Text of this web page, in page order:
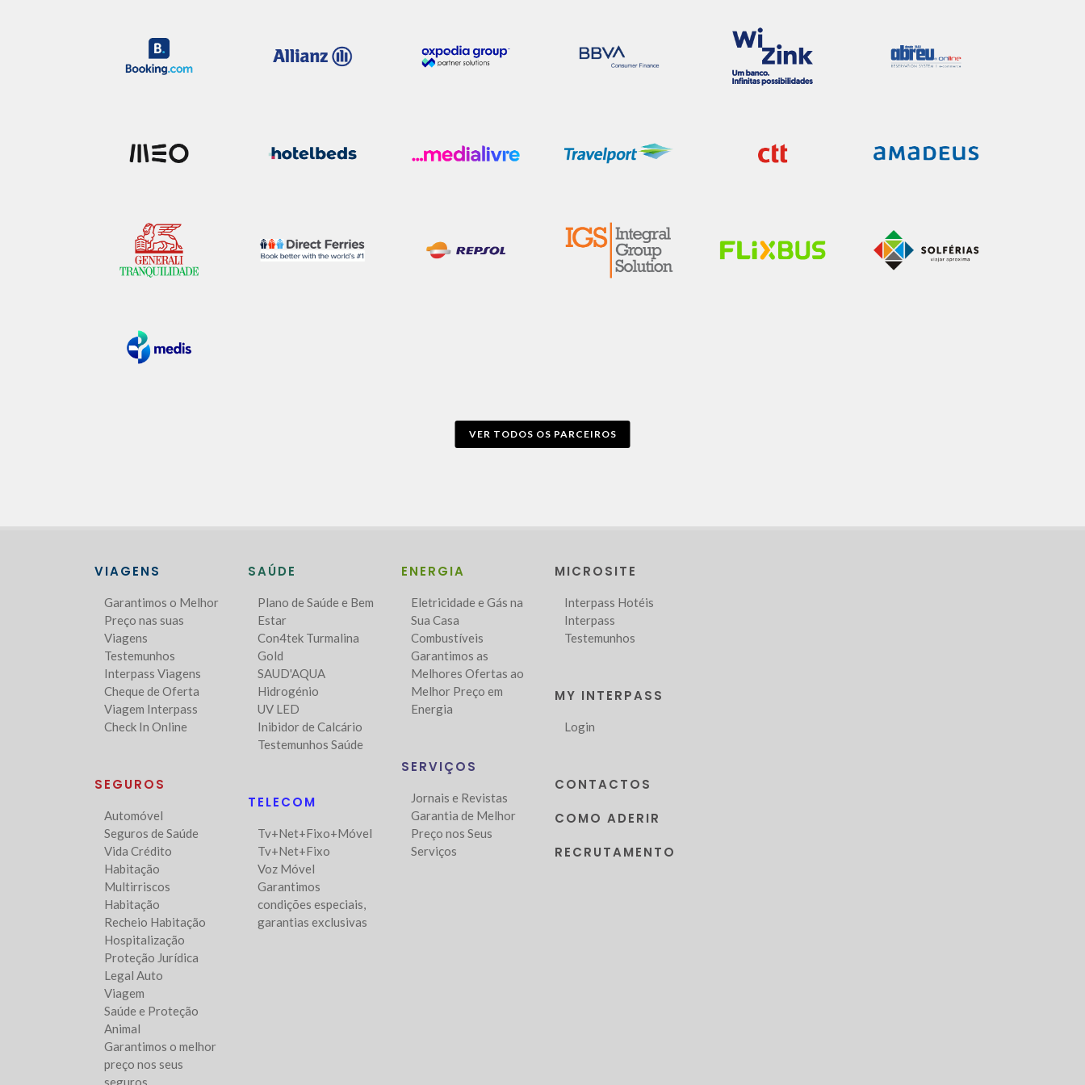
VER TODOS OS PARCEIROS
VIAGENS
Garantimos o Melhor
Preço nas suas
Viagens
Testemunhos
Interpass Viagens
Cheque de Oferta
Viagem Interpass
Check In Online
SEGUROS
Automóvel
Seguros de Saúde
Vida Crédito
Habitação
Multirriscos
Habitação
Recheio Habitação
Hospitalização
Proteção Jurídica
Legal Auto
Viagem
Saúde e Proteção
Animal
Garantimos o melhor
preço nos seus
seguros
SAÚDE
Plano de Saúde e Bem
Estar
Con4tek Turmalina
Gold
SAUD'AQUA
Hidrogénio
UV LED
Inibidor de Calcário
Testemunhos Saúde
TELECOM
Tv+Net+Fixo+Móvel
Tv+Net+Fixo
Voz Móvel
Garantimos
condições especiais,
garantias exclusivas
ENERGIA
Eletricidade e Gás na
Sua Casa
Combustíveis
Garantimos as
Melhores Ofertas ao
Melhor Preço em
Energia
SERVIÇOS
Jornais e Revistas
Garantia de Melhor
Preço nos Seus
Serviços
MICROSITE
Interpass Hotéis
Interpass
Testemunhos
MY INTERPASS
Login
CONTACTOS
COMO ADERIR
RECRUTAMENTO